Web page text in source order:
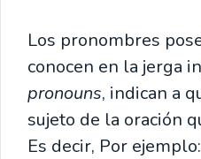
Los pronombres
conocen en la jerga
pronouns, indican a
sujeto de la oración
Es decir, Por ejemplo: